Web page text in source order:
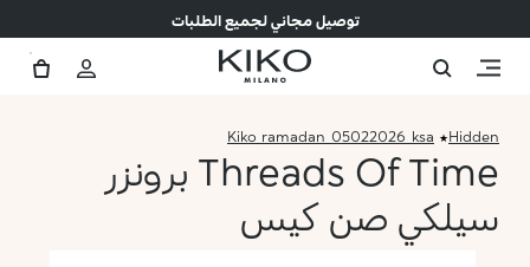
توصيل مجاني لجميع الطلبات
Hidden
Kiko_ramadan_05022026_ksa
Threads Of Time برونزر
سيلكي صن كيس